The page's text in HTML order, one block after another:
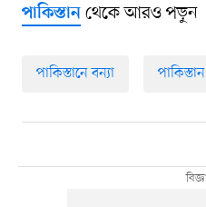
পাকিস্তানথেকে আরও পড়ুন
পাকিস্তানে বন্যা পাকিস্তান